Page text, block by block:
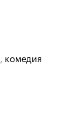
, комедия